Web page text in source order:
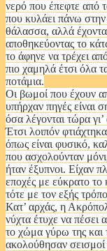
νερό που έπεφτε από
που κυλάει πάνω
θάλασσα, αλλά
αποθηκεύοντας το
το άφηνε να τρέχει
πιο χαμηλά έτσι όλα
ποτάμια.
Οι βωμοί που έχουν
υπήρχαν πηγές είναι
όσα λέγονται τώρα γι’
Έτσι λοιπόν
όπως είναι φυσικό,
που ασχολούνταν
ήταν έξυπνοι. Είχαν
εποχές με εύκρατο το
τότε με τον εξής
Κατ’ αρχάς, η
νύχτα έτυχε να
το χώμα γύρω της και
ακολούθησαν σεισμοί